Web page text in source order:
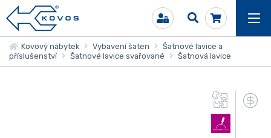
Kovový nábytek Vybavení šaten
Šatnové lavice a
příslušenství
Šatnové lavice svařované Šatnová lavice